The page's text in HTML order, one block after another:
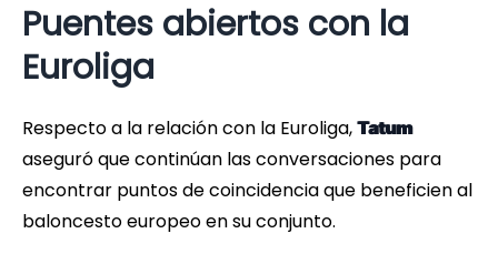
Puentes abiertos con la
Euroliga
Respecto a la relación con la Euroliga, Tatum
aseguró que continúan las conversaciones para
encontrar puntos de coincidencia que beneficien al
baloncesto europeo en su conjunto.